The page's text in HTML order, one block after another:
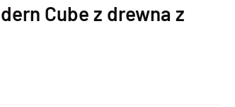
Cube z drewna z